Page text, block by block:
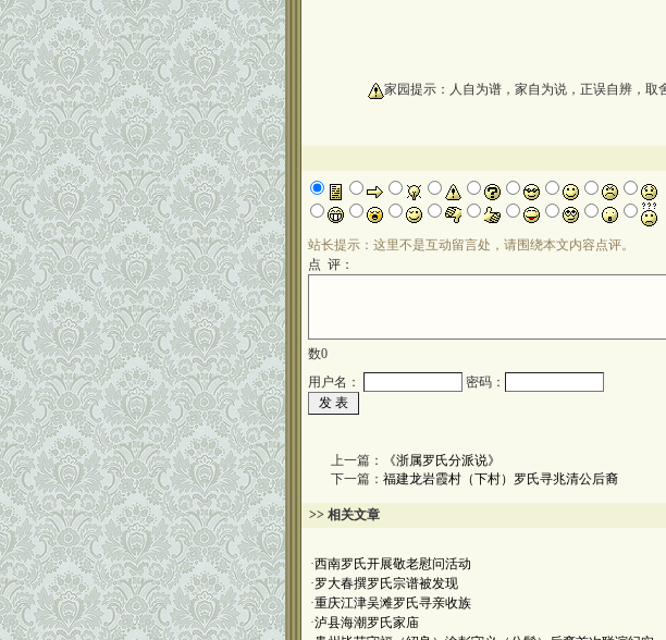
家园提示：人自为谱，家自为说，正误自辨，取
站长提示：这里不是互动留言处，请围绕本文内容点评。
点 评：
数0
用户名：
密码：
上一篇：
《浙属罗氏分派说》
下一篇： 福建龙岩霞村（下村）罗氏寻兆清公后裔
>> 相关文章
·西南罗氏开展敬老慰问活动
·罗大春撰罗氏宗谱被发现
·重庆江津吴滩罗氏寻亲收族
·泸县海潮罗氏家庙